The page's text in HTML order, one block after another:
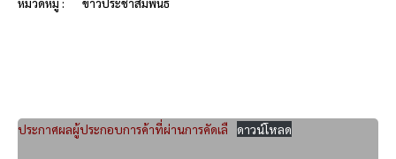
หมวดหมู่ : ข่าวประชาสัมพันธ์
ประกาศผลผู้ประกอบการค้าที่ผ่านการคัดเลื ดาวน์โหลด